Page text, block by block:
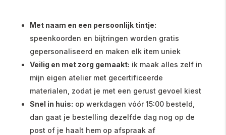
Met naam en een persoonlijk tintje:
speenkoorden en bijtringen worden gratis
gepersonaliseerd en maken elk item uniek
Veilig en met zorg gemaakt: ik maak alles zelf in
mijn eigen atelier met gecertificeerde
materialen, zodat je met een gerust gevoel kiest
Snel in huis: op werkdagen vóór 15:00 besteld,
dan gaat je bestelling dezelfde dag nog op de
post of je haalt hem op afspraak af